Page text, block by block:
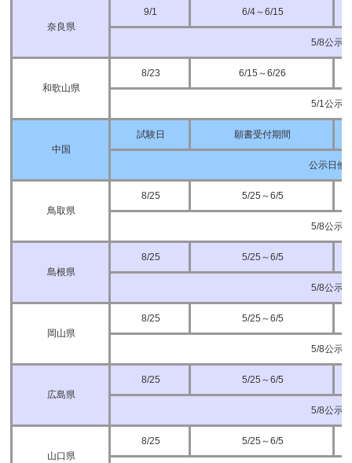
奈良県
9/1 6/4～6/15
5/8公示
和歌山県
8/23 6/15～6/26
5/1公示
中国
試験日 願書受付期間
公示日他
鳥取県
8/25 5/25～6/5
5/8公示
島根県
8/25 5/25～6/5
5/8公示
岡山県
8/25 5/25～6/5
5/8公示
広島県
8/25 5/25～6/5
5/8公示
山口県
8/25 5/25～6/5